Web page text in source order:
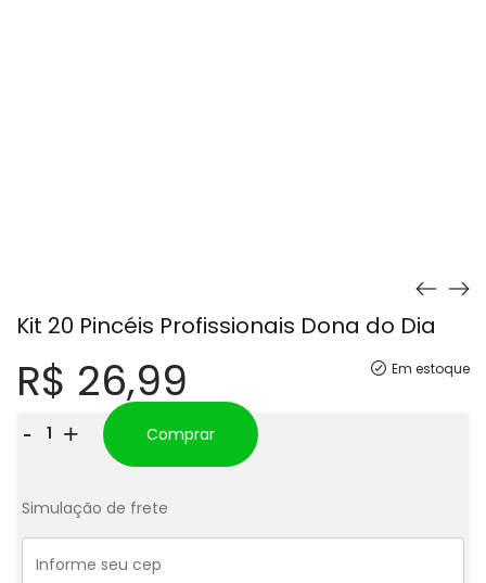
Kit 20 Pincéis Profissionais Dona do Dia
Em estoque
R$ 26,99
-
Dona
+ Comprar
Simulação de frete